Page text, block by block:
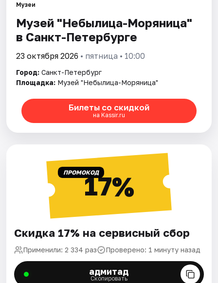
Музеи
Музей "Небылица-Моряница"
в Санкт-Петербурге
23 октября 2026 • пятница • 10:00
Город: Санкт-Петербург
Площадка: Музей "Небылица-Моряница"
Билеты со скидкой
на Kassir.ru
ПРОМОКОД17%
Скидка 17% на сервисный сбор
Применили: 2 334 раз Проверено: 1 минуту назад
адмитад
Скопировать